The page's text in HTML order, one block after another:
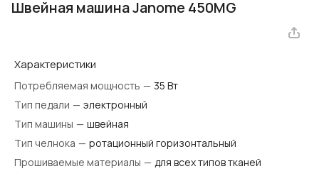
Швейная машина Janome 450MG
Характеристики
Потребляемая мощность — 35 Вт
Тип педали — электронный
Тип машины — швейная
Тип челнока — ротационный горизонтальный
Прошиваемые материалы — для всех типов тканей